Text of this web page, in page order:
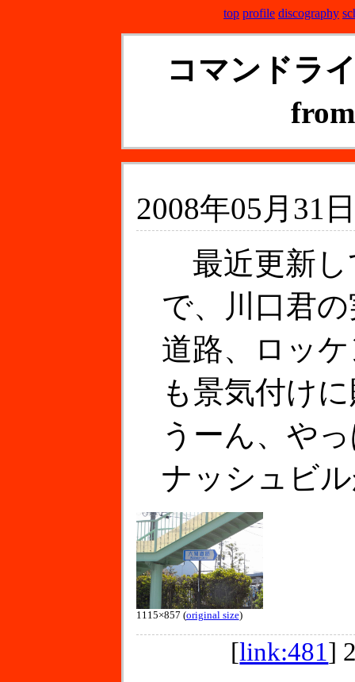
top profile discography
コマンドラ
2008年05月31
最近更新し
で、川口君
道路、ロッ
も景気付け
うーん、や
ナッシュビ
1115×857 (original size)
[link:481]